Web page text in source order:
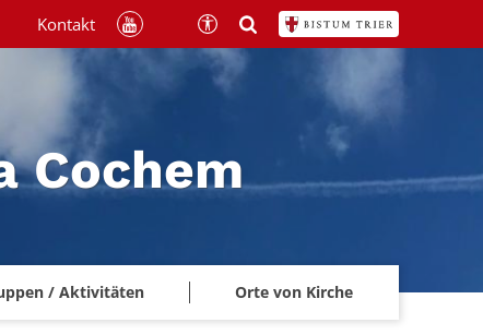
Cochem
/ Aktivitäten Orte von Kirche
Kontakt